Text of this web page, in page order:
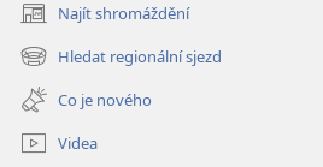
Najít shromáždění
(otevřeno
nové
okno)
Hledat regionální sjezd
(otevřeno
nové
okno)
Co je nového
Videa